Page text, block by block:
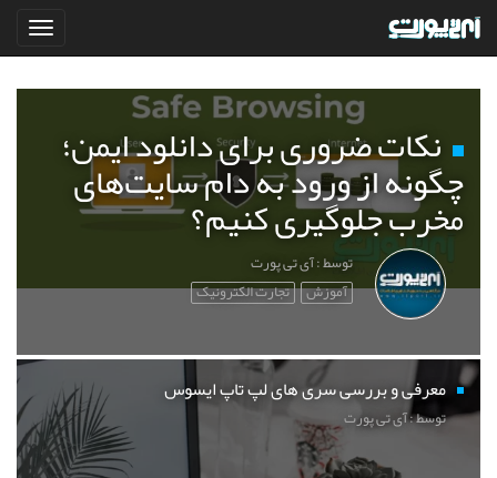
نکات ضروری برای دانلود ایمن؛
چگونه از ورود به دام سایت‌های
مخرب جلوگیری کنیم؟
توسط : آی تی پورت
آموزش تجارت الکترونیک
معرفی و بررسی سری های لپ تاپ ایسوس
توسط : آی تی پورت